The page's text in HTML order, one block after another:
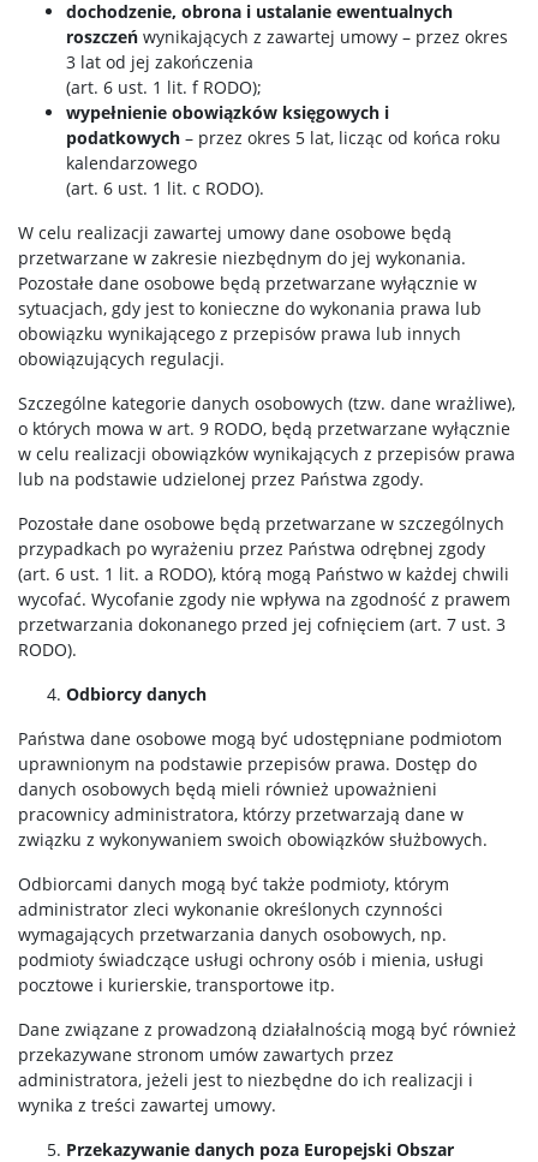
dochodzenie, obrona i ustalanie ewentualnych
roszczeń wynikających z zawartej umowy – przez okres
3 lat od jej zakończenia
(art. 6 ust. 1 lit. f RODO);
wypełnienie obowiązków księgowych i
podatkowych – przez okres 5 lat, licząc od końca roku
kalendarzowego
(art. 6 ust. 1 lit. c RODO).
W celu realizacji zawartej umowy dane osobowe będą
przetwarzane w zakresie niezbędnym do jej wykonania.
Pozostałe dane osobowe będą przetwarzane wyłącznie w
sytuacjach, gdy jest to konieczne do wykonania prawa lub
obowiązku wynikającego z przepisów prawa lub innych
obowiązujących regulacji.
Szczególne kategorie danych osobowych (tzw. dane wrażliwe),
o których mowa w art. 9 RODO, będą przetwarzane wyłącznie
w celu realizacji obowiązków wynikających z przepisów prawa
lub na podstawie udzielonej przez Państwa zgody.
Pozostałe dane osobowe będą przetwarzane w szczególnych
przypadkach po wyrażeniu przez Państwa odrębnej zgody
(art. 6 ust. 1 lit. a RODO), którą mogą Państwo w każdej chwili
wycofać. Wycofanie zgody nie wpływa na zgodność z prawem
przetwarzania dokonanego przed jej cofnięciem (art. 7 ust. 3
RODO).
Odbiorcy danych
Państwa dane osobowe mogą być udostępniane podmiotom
uprawnionym na podstawie przepisów prawa. Dostęp do
danych osobowych będą mieli również upoważnieni
pracownicy administratora, którzy przetwarzają dane w
związku z wykonywaniem swoich obowiązków służbowych.
Odbiorcami danych mogą być także podmioty, którym
administrator zleci wykonanie określonych czynności
wymagających przetwarzania danych osobowych, np.
podmioty świadczące usługi ochrony osób i mienia, usługi
pocztowe i kurierskie, transportowe itp.
Dane związane z prowadzoną działalnością mogą być również
przekazywane stronom umów zawartych przez
administratora, jeżeli jest to niezbędne do ich realizacji i
wynika z treści zawartej umowy.
Przekazywanie danych poza Europejski Obszar